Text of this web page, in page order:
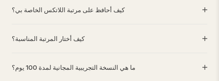
كيف أحافظ على مرتبة اللاتكس الخاصة بي؟
كيف أختار المرتبة المناسبة؟
ما هي النسخة التجريبية المجانية لمدة 100 يوم؟